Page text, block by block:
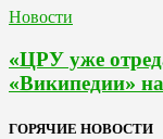
Новости
«ЦРУ уже
«Википедии»
ГОРЯЧИЕ НОВОСТИ